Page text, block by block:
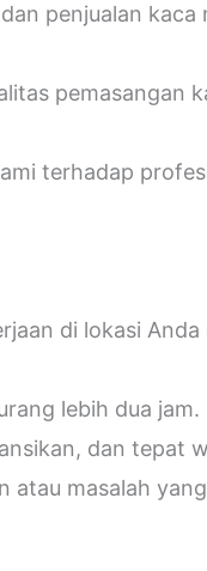
penjualan kaca
pemasangan
terhadap
di lokasi Anda
lebih dua jam.
dan tepat
atau masalah